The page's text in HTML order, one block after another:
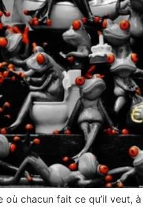
chacun fait ce qu’il veut,